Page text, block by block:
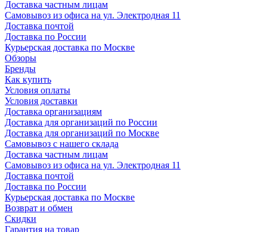
Доставка частным лицам
Самовывоз из офиса на ул. Электродная 11
Доставка почтой
Доставка по России
Курьерская доставка по Москве
Обзоры
Бренды
Как купить
Условия оплаты
Условия доставки
Доставка организациям
Доставка для организаций по России
Доставка для организаций по Москве
Самовывоз с нашего склада
Доставка частным лицам
Самовывоз из офиса на ул. Электродная 11
Доставка почтой
Доставка по России
Курьерская доставка по Москве
Возврат и обмен
Скидки
Гарантия на товар